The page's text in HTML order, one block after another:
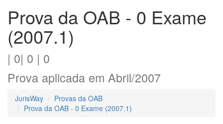
Prova da OAB - 0 Exame
(2007.1)
| 0| 0 | 0
Prova aplicada em Abril/2007
JurisWay
Provas da OAB
Prova da OAB - 0 Exame (2007.1)